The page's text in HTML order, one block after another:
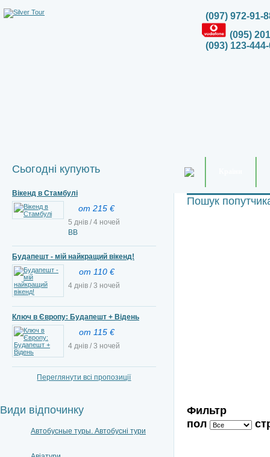
(097) 972-91-
(095)
(093) 123-
Пошук
Фильтр
пол
Сьогодні купують
Вікенд в Стамбулі
от 215 €
5 днів / 4 ночей
ВВ
Будапешт - мій найкращий вікенд!
от 110 €
4 днів / 3 ночей
Ключ в Європу: Будапешт + Відень
от 115 €
4 днів / 3 ночей
Переглянути всі пропозиції
Види відпочинку
Автобусные туры. Автобусні тури